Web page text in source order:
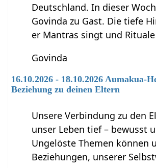
Deutschland. In dieser
Govinda zu Gast. Die tiefe
er Mantras singt und
Govinda
16.10.2026 - 18.10.2026 Aumakua-
Beziehung zu deinen Eltern
Unsere Verbindung zu den
unser Leben tief – bewusst
Ungelöste Themen können
Beziehungen, unserer